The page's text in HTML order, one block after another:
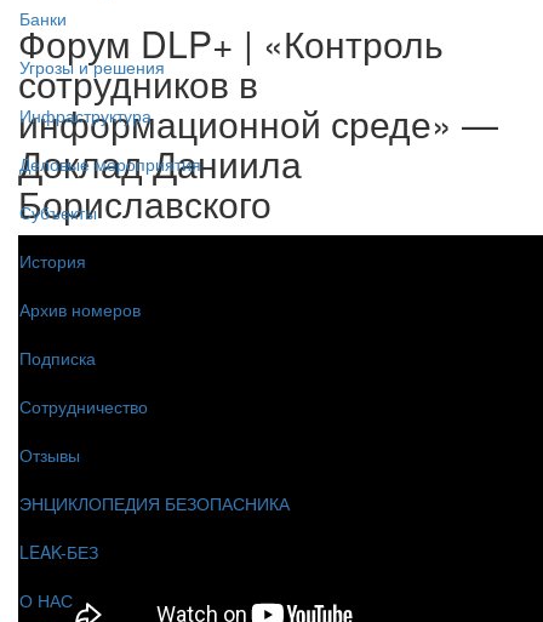
Банки
Угрозы и решения
Инфраструктура
Деловые мероприятия
Субъекты
История
Архив номеров
Подписка
Сотрудничество
Отзывы
ЭНЦИКЛОПЕДИЯ БЕЗОПАСНИКА
LEAK-БЕЗ
О НАС
Форум DLP+ | «Контроль
сотрудников в
информационной среде» —
Доклад Даниила
Бориславского